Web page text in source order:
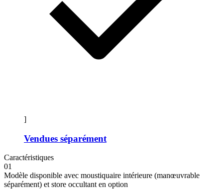
]
Vendues séparément
Caractéristiques
01
Modèle disponible avec moustiquaire intérieure (manœuvrable
séparément) et store occultant en option